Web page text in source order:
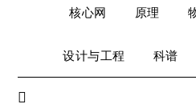
核心网 原理
设计与工程 科谱